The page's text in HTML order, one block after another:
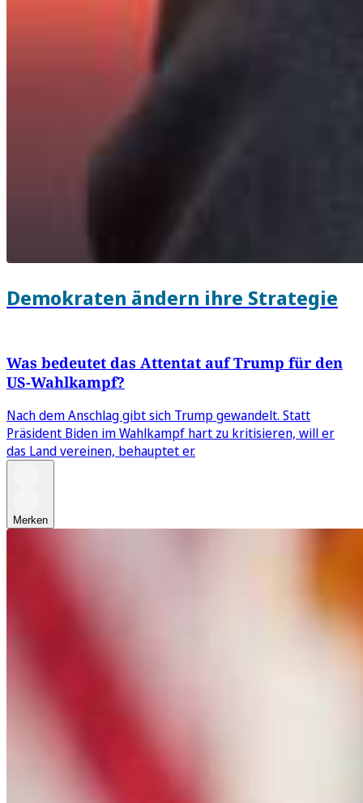
Demokraten ändern ihre Strategie
Was bedeutet das Attentat auf Trump für den
US-Wahlkampf?
Nach dem Anschlag gibt sich Trump gewandelt. Statt
Präsident Biden im Wahlkampf hart zu kritisieren, will er
das Land vereinen, behauptet er.
Merken